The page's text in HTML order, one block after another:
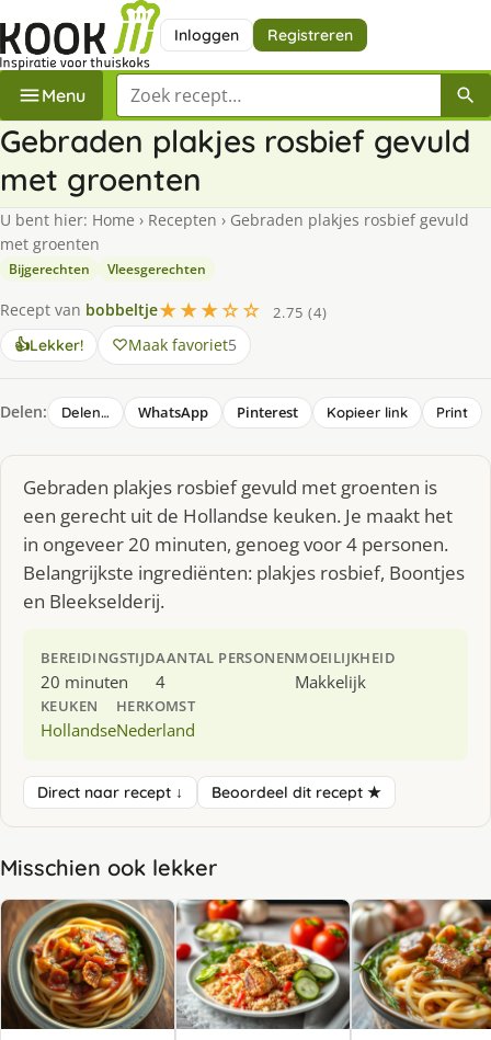
Inloggen Registreren
Menu Zoek een recept
Gebraden plakjes rosbief gevuld
met groenten
U bent hier: Home › Recepten › Gebraden plakjes rosbief gevuld
met groenten
Bijgerechten Vleesgerechten
Recept van bobbeltje★★★☆☆
2.75 (4)
👍Lekker! Maak favoriet5
Delen: Delen… WhatsApp Pinterest Kopieer link Print
Gebraden plakjes rosbief gevuld met groenten is
een gerecht uit de Hollandse keuken. Je maakt het
in ongeveer 20 minuten, genoeg voor 4 personen.
Belangrijkste ingrediënten: plakjes rosbief, Boontjes
en Bleekselderij.
BEREIDINGSTIJD
20 minuten
AANTAL PERSONEN
4
MOEILIJKHEID
Makkelijk
KEUKEN
Hollandse
HERKOMST
Nederland
Direct naar recept ↓ Beoordeel dit recept ★
Misschien ook lekker